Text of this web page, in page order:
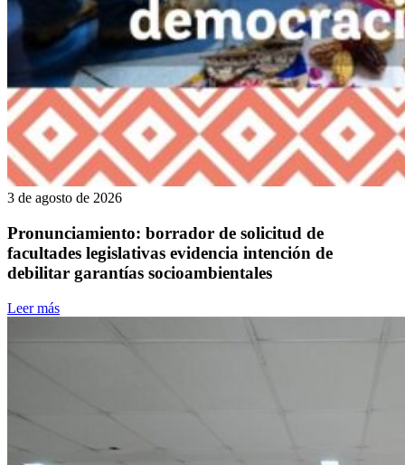
3 de agosto de 2026
Pronunciamiento: borrador de solicitud de
facultades legislativas evidencia intención de
debilitar garantías socioambientales
Leer más